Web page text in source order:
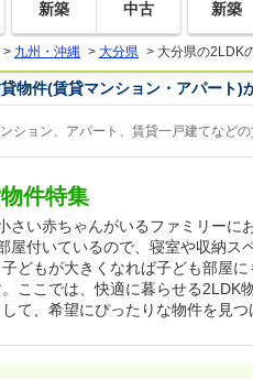
新築 中古 新築
> 九州・沖縄 > 大分県 > 大分県の2LDK
物件(賃貸マンション・アパート)
ション、アパート、賃貸一戸建てなど
件特集
さい赤ちゃんがいるファミリーに
屋付いているので、寝室や収納ス
どもが大きくなれば子ども部屋
ここでは、快適に暮らせる2LDK
て、希望にぴったりな物件を見つ